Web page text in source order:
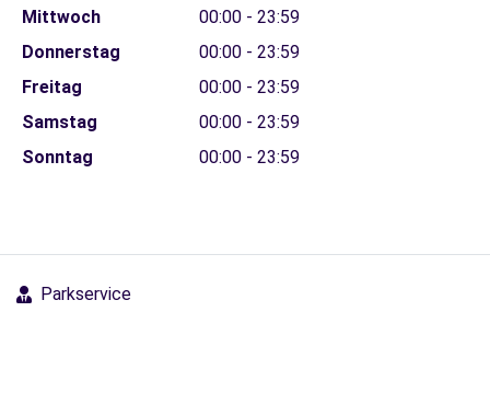
Mittwoch
00:00 - 23:59
Donnerstag
00:00 - 23:59
Freitag
00:00 - 23:59
Samstag
00:00 - 23:59
Sonntag
00:00 - 23:59
Parkservice